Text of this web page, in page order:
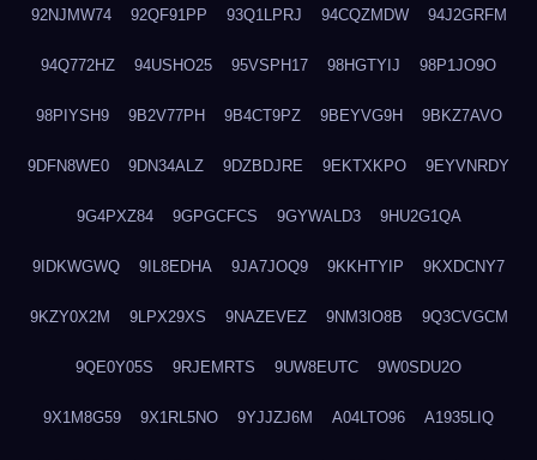
92NJMW74 92QF91PP 93Q1LPRJ 94CQZMDW 94J2GRFM
94Q772HZ 94USHO25 95VSPH17 98HGTYIJ 98P1JO9O
98PIYSH9 9B2V77PH 9B4CT9PZ 9BEYVG9H 9BKZ7AVO
9DFN8WE0 9DN34ALZ 9DZBDJRE 9EKTXKPO 9EYVNRDY
9G4PXZ84 9GPGCFCS 9GYWALD3 9HU2G1QA
9IDKWGWQ 9IL8EDHA 9JA7JOQ9 9KKHTYIP 9KXDCNY7
9KZY0X2M 9LPX29XS 9NAZEVEZ 9NM3IO8B 9Q3CVGCM
9QE0Y05S 9RJEMRTS 9UW8EUTC 9W0SDU2O
9X1M8G59 9X1RL5NO 9YJJZJ6M A04LTO96 A1935LIQ